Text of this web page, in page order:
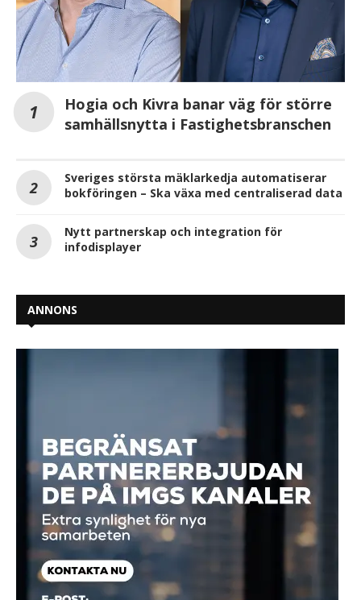
Hogia och Kivra banar väg för större
samhällsnytta i Fastighetsbranschen
Sveriges största mäklarkedja automatiserar
bokföringen – Ska växa med centraliserad data
Nytt partnerskap och integration för
infodisplayer
ANNONS